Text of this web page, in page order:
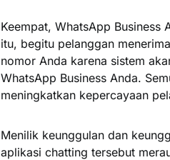
Keempat, WhatsApp Business
itu, begitu pelanggan
nomor Anda karena sistem
WhatsApp Business Anda.
meningkatkan kepercayaan
Menilik keunggulan dan
aplikasi chatting tersebut